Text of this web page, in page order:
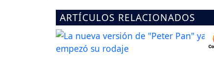
ARTÍCULOS RELACIONADOS